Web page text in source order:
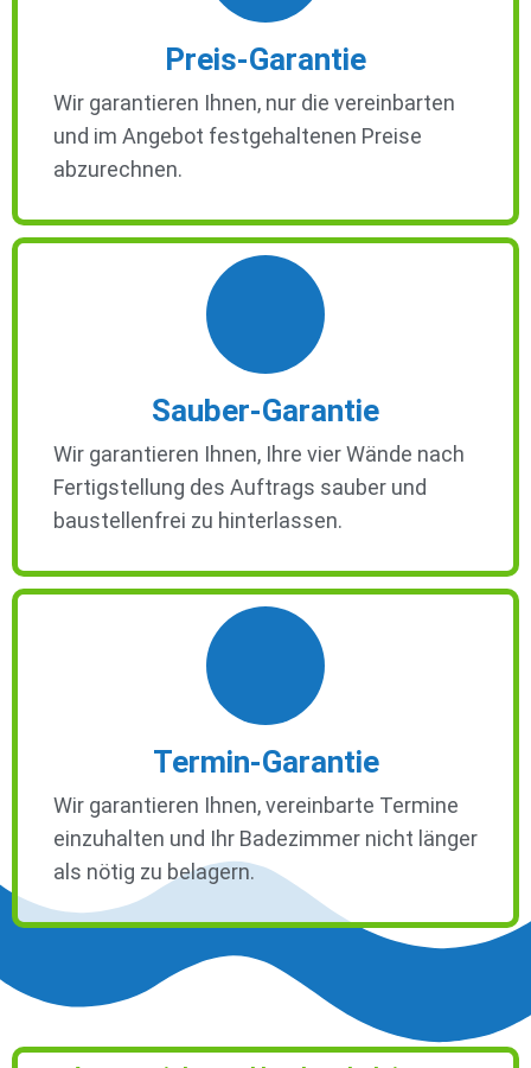
Preis-Garantie
Wir garantieren Ihnen, nur die vereinbarten
und im Angebot festgehaltenen Preise
abzurechnen.
Sauber-Garantie
Wir garantieren Ihnen, Ihre vier Wände nach
Fertigstellung des Auftrags sauber und
baustellenfrei zu hinterlassen.
Termin-Garantie
Wir garantieren Ihnen, vereinbarte Termine
einzuhalten und Ihr Badezimmer nicht länger
als nötig zu belagern.